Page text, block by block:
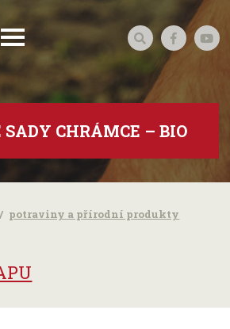
CHRÁMCE – BIO
potraviny a přírodní produkty